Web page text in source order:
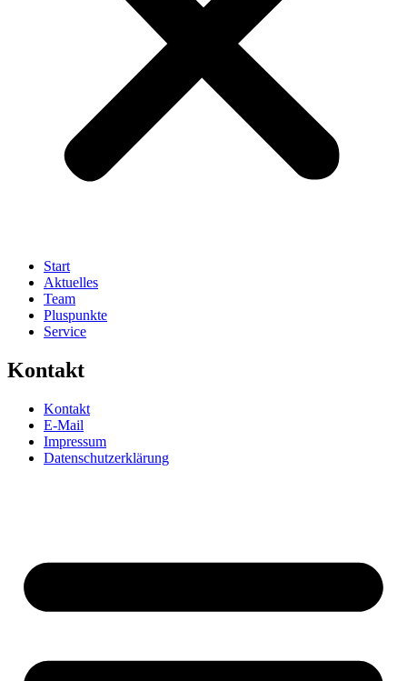
Start
Aktuelles
Team
Pluspunkte
Service
Kontakt
Kontakt
E-Mail
Impressum
Datenschutzerklärung